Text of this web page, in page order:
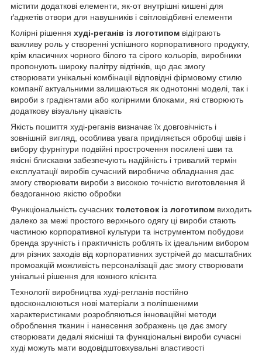
містити додаткові елементи, як-от внутрішні кишені для
ґаджетів отвори для навушників і світловідбивні елементи
Колірні рішення худі-реганів із логотипом відіграють
важливу роль у створенні успішного корпоративного продукту,
крім класичних чорного білого та сірого кольорів, виробники
пропонують широку палітру відтінків, що дає змогу
створювати унікальні комбінації відповідні фірмовому стилю
компанії актуальними залишаються як однотонні моделі, так і
вироби з градієнтами або колірними блоками, які створюють
додаткову візуальну цікавість
Якість пошиття худі-реганів визначає їх довговічність і
зовнішній вигляд, особлива увага приділяється обробці швів і
вибору фурнітури подвійні прострочення посилені шви та
якісні блискавки забезпечують надійність і тривалий термін
експлуатації виробів сучасний виробниче обладнання дає
змогу створювати вироби з високою точністю виготовлення й
бездоганною якістю обробки
Функціональність сучасних толстовок із логотипом виходить
далеко за межі простого верхнього одягу ці вироби стають
частиною корпоративної культури та інструментом побудови
бренда зручність і практичність роблять їх ідеальним вибором
для різних заходів від корпоративних зустрічей до масштабних
промоакцій можливість персоналізації дає змогу створювати
унікальні рішення для кожного клієнта
Технології виробництва худі-регланів постійно
вдосконалюються нові матеріали з поліпшеними
характеристиками розробляються інноваційні методи
оброблення тканин і нанесення зображень це дає змогу
створювати дедалі якісніші та функціональні вироби сучасні
худі можуть мати водовідштовхувальні властивості